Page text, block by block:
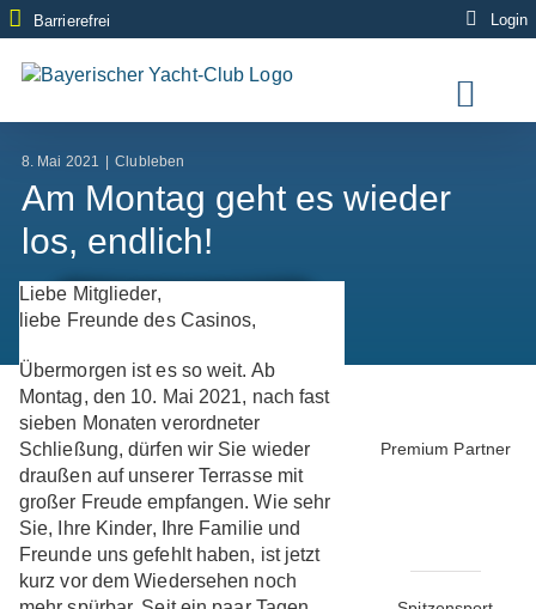
Zum
Inhalt
springen
Barrierefrei Login
8. Mai 2021 Clubleben
Am Montag geht es wieder
los, endlich!
Liebe Mitglieder,
liebe Freunde des Casinos,
Übermorgen ist es so weit. Ab
Montag, den 10. Mai 2021, nach fast
sieben Monaten verordneter
Schließung, dürfen wir Sie wieder
draußen auf unserer Terrasse mit
großer Freude empfangen. Wie sehr
Sie, Ihre Kinder, Ihre Familie und
Freunde uns gefehlt haben, ist jetzt
kurz vor dem Wiedersehen noch
Premium Partner